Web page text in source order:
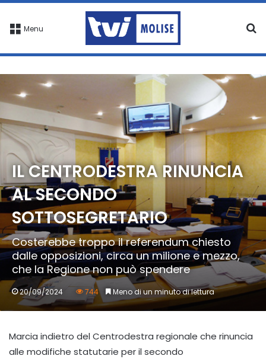
Menu
IL CENTRODESTRA RINUNCIA
AL SECONDO
SOTTOSEGRETARIO
Costerebbe troppo il referendum chiesto
dalle opposizioni, circa un milione e mezzo,
che la Regione non può spendere
20/09/2024 744 Meno di un minuto di lettura
Marcia indietro del Centrodestra regionale che rinuncia
alle modifiche statutarie per il secondo